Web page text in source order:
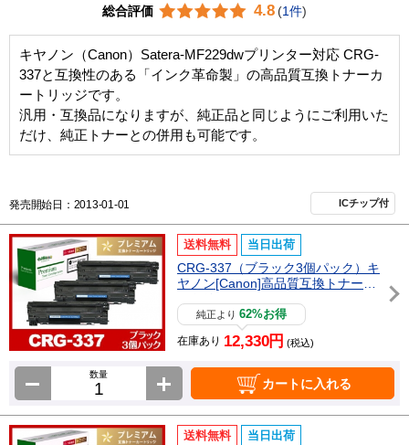
総合評価 4.8 (1件)
キヤノン（Canon）Satera-MF229dwプリンター対応 CRG-
337と互換性のある「インク革命製」の高品質互換トナーカ
ートリッジです。
汎用・互換品になりますが、純正品と同じようにご利用いた
だけ、純正トナーとの併用も可能です。
発売開始日：2013-01-01 ICチップ付
送料無料 当日出荷
CRG-337（ブラック3個パック）キ
ヤノン[Canon]高品質互換トナーカ
純正より62%お得
在庫あり 12,330円 (税込)
数量
カートに入れる
送料無料 当日出荷